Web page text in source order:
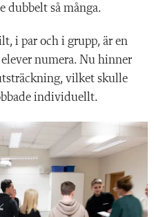
dubbelt så många.
i par och i grupp, är en
numera. Nu hinner
vilket skulle
individuellt.